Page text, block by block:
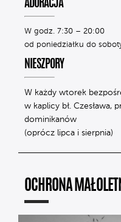
ADORACJA
W godz. 7:30 – 20:00
od poniedziałku do
NIESZPORY
W każdy wtorek
w kaplicy bł. Czesława,
dominikanów
(oprócz lipca i sierpnia)
OCHRONA